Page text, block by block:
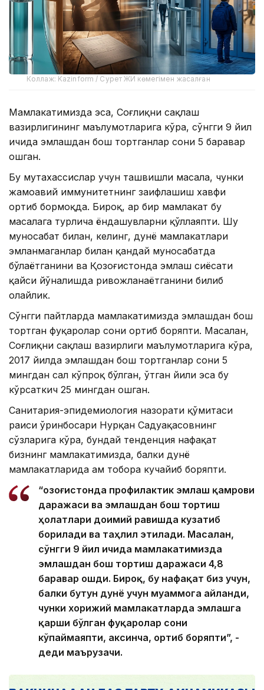
Коллаж: Kazinform / Сурет ЖИ көмегімен жасалған
Мамлакатимизда эса, Соғлиқни сақлаш
вазирлигининг маълумотларига кўра, сўнгги 9 йил
ичида эмлашдан бош тортганлар сони 5 баравар
ошган.
Бу мутахассислар учун ташвишли масала, чунки
жамоавий иммунитетнинг заифлашиш хавфи
ортиб бормоқда. Бироқ, ҳар бир мамлакат бу
масалага турлича ёндашувларни қўллаяпти. Шу
муносабат билан, келинг, дунё мамлакатлари
эмланмаганлар билан қандай муносабатда
бўлаётганини ва Қозоғистонда эмлаш сиёсати
қайси йўналишда ривожланаётганини билиб
олайлик.
Сўнгги пайтларда мамлакатимизда эмлашдан бош
тортган фуқаролар сони ортиб боряпти. Масалан,
Соғлиқни сақлаш вазирлиги маълумотларига кўра,
2017 йилда эмлашдан бош тортганлар сони 5
мингдан сал кўпроқ бўлган, ўтган йили эса бу
кўрсаткич 25 мингдан ошган.
Санитария-эпидемиология назорати қўмитаси
раиси ўринбосари Нурқан Садуақасовнинг
сўзларига кўра, бундай тенденция нафақат
бизнинг мамлакатимизда, балки дунё
мамлакатларида ҳам тобора кучайиб боряпти.
“Қозоғистонда профилактик эмлаш қамрови
даражаси ва эмлашдан бош тортиш
ҳолатлари доимий равишда кузатиб
борилади ва таҳлил этилади. Масалан,
сўнгги 9 йил ичида мамлакатимизда
эмлашдан бош тортиш даражаси 4,8
баравар ошди. Бироқ, бу нафақат биз учун,
балки бутун дунё учун муаммога айланди,
чунки хорижий мамлакатларда эмлашга
қарши бўлган фуқаролар сони
кўпаймаяпти, аксинча, ортиб боряпти”, -
деди маърузачи.